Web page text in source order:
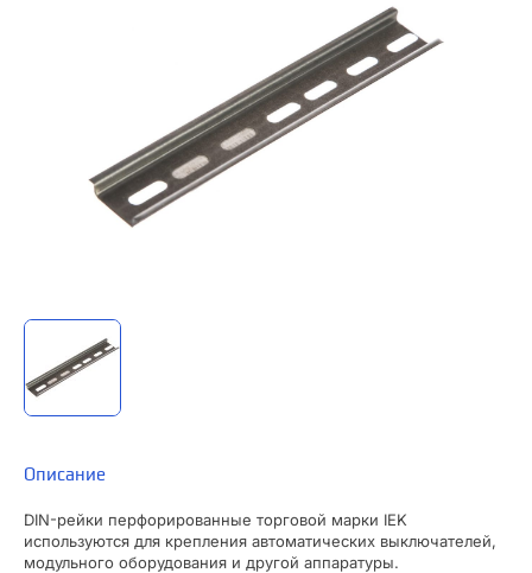
Описание
DIN-рейки перфорированные торговой марки IEK
используются для крепления автоматических выключателей,
модульного оборудования и другой аппаратуры.